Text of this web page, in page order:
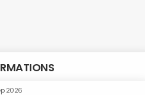
2026